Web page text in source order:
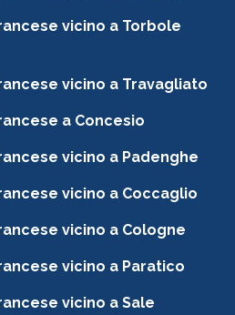
vicino a Torbole
vicino a Travagliato
a Concesio
vicino a Padenghe
vicino a Coccaglio
vicino a Cologne
vicino a Paratico
vicino a Sale